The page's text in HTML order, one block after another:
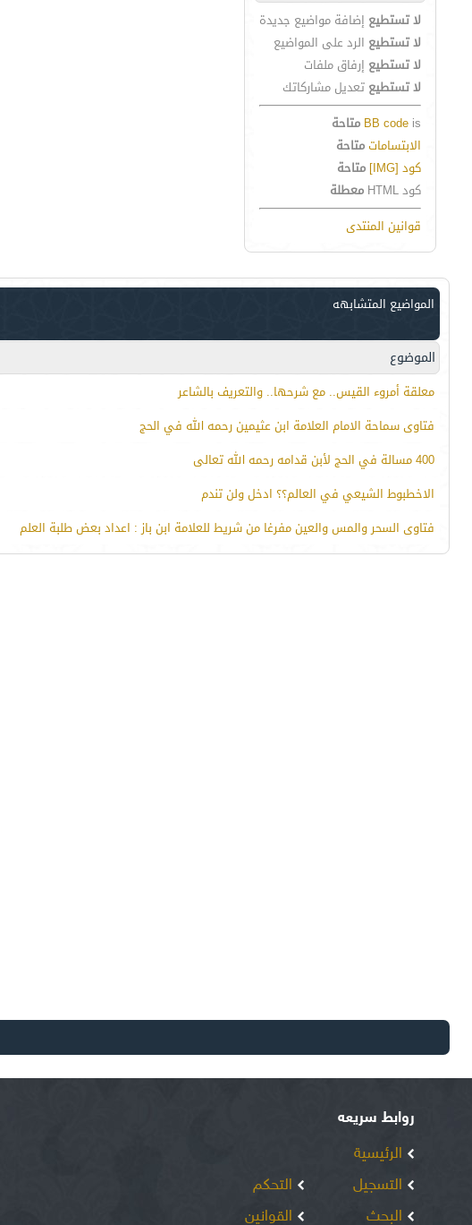
لا تستطيع إضافة مواضيع جديدة
لا تستطيع الرد على المواضيع
لا تستطيع إرفاق ملفات
لا تستطيع تعديل مشاركاتك
BB code is
متاحة
الابتساماتمتاحة
كود [IMG]
متاحة
كود HTML
معطلة
قوانين المنتدى
المواضيع المتشابهه
الموضوع
معلقة أمروء القيس.. مع شرحها.. والتعريف بالشاعر
فتاوى سماحة الامام العلامة ابن عثيمين رحمه الله في الحج
400 مسالة في الحج لأبن قدامه رحمه الله تعالى
الاخطبوط الشيعي في العالم؟؟ ادخل ولن تندم
فتاوى السحر والمس والعين مفرغا من شريط للعلامة ابن باز : اعداد بعض طلبة العلم
روابط سريعه
الرئيسية
التسجيل
البحث
التحكم
القوانين